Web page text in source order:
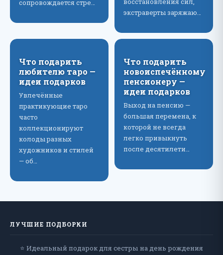
сопровождается стре…
экстраверты заряжаю…
Что подарить
любителю таро —
идеи подарков
Увлечённые
практикующие таро
часто
коллекционируют
колоды разных
художников и стилей
— об…
Что подарить
новоиспечённому
пенсионеру —
идеи подарков
Выход на пенсию —
большая перемена, к
которой не всегда
легко привыкнуть
после десятилети…
ЛУЧШИЕ ПОДБОРКИ
⭐ Идеальный подарок для сестры на день рождения